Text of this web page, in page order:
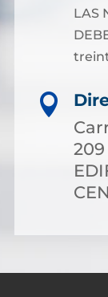
LAS

209